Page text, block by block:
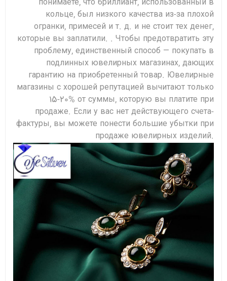
понимаете, что бриллиант, использованный в
кольце, был низкого качества из-за плохой
огранки, примесей и т. д. и не стоит тех денег,
которые вы заплатили. . Чтобы предотвратить эту
проблему, единственный способ — покупать в
подлинных ювелирных магазинах, дающих
гарантию на приобретенный товар. Ювелирные
магазины с хорошей репутацией вычитают только
15-20% от суммы, которую вы платите при
продаже. Если у вас нет действующего счета-
фактуры, вы можете понести большие убытки при
продаже ювелирных изделий.